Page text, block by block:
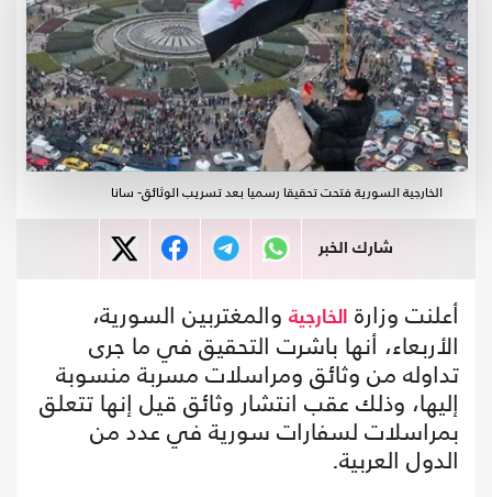
الخارجية السورية فتحت تحقيقا رسميا بعد تسريب الوثائق- سانا
شارك الخبر
أعلنت وزارة الخارجية والمغتربين السورية،
الأربعاء، أنها باشرت التحقيق في ما جرى
تداوله من وثائق ومراسلات مسربة منسوبة
إليها، وذلك عقب انتشار وثائق قيل إنها تتعلق
بمراسلات لسفارات سورية في عدد من
الدول العربية.